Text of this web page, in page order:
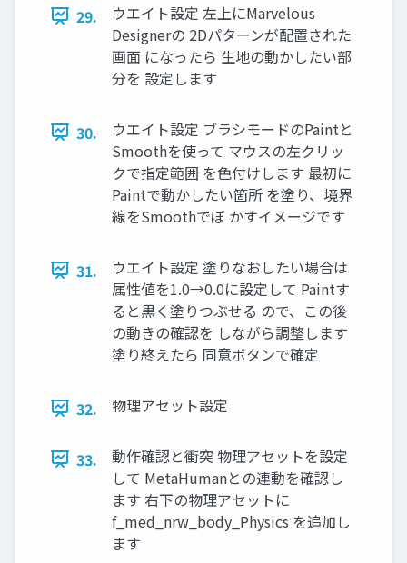
29.
ウエイト設定 左上にMarvelous
Designerの 2Dパターンが配置された
画面 になったら 生地の動かしたい部
分を 設定します
30.
ウエイト設定 ブラシモードのPaintと
Smoothを使って マウスの左クリッ
クで指定範囲 を色付けします 最初に
Paintで動かしたい箇所 を塗り、境界
線をSmoothでぼ かすイメージです
31.
ウエイト設定 塗りなおしたい場合は
属性値を1.0→0.0に設定して Paintす
ると黒く塗りつぶせる ので、この後
の動きの確認を しながら調整します
塗り終えたら 同意ボタンで確定
32. 物理アセット設定
33.
動作確認と衝突 物理アセットを設定
して MetaHumanとの連動を確認し
ます 右下の物理アセットに
f_med_nrw_body_Physics を追加し
ます